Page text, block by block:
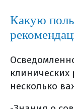
Какую
клинических
несколько